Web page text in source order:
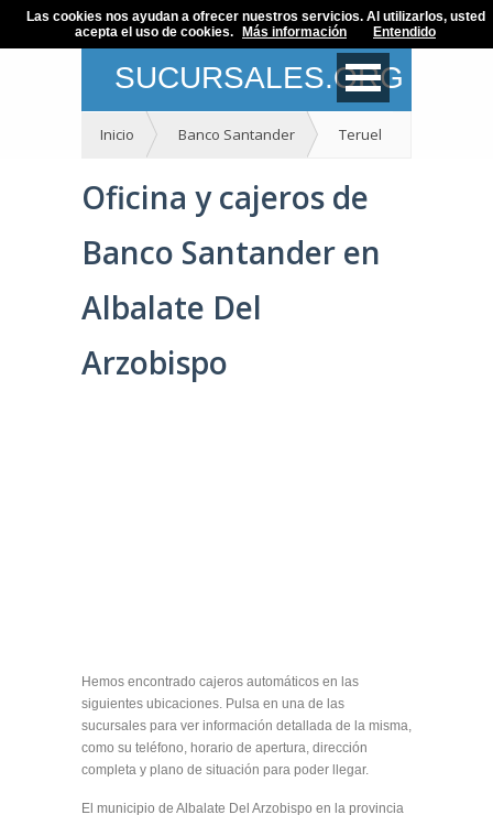
SUCURSALES.ORG
Inicio Banco Santander Teruel
Oficina y cajeros de
Banco Santander en
Albalate Del
Arzobispo
Hemos encontrado cajeros automáticos en las
siguientes ubicaciones. Pulsa en una de las
sucursales para ver información detallada de la misma,
como su teléfono, horario de apertura, dirección
completa y plano de situación para poder llegar.
El municipio de Albalate Del Arzobispo en la provincia
Las cookies nos ayudan a ofrecer nuestros servicios. Al utilizarlos, usted
acepta el uso de cookies.
Más información Entendido